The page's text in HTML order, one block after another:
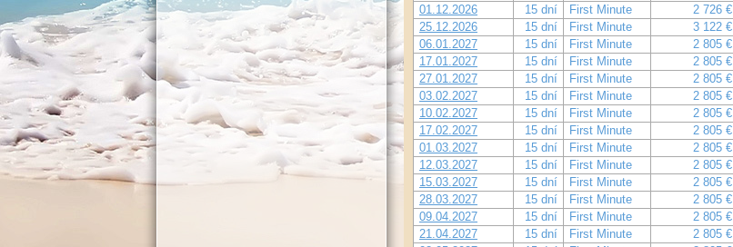
01.12.2026
15 dní First Minute 2 726 €
25.12.2026
15 dní First Minute 3 122 €
06.01.2027
15 dní First Minute 2 805 €
17.01.2027
15 dní First Minute 2 805 €
27.01.2027
15 dní First Minute 2 805 €
03.02.2027
15 dní First Minute 2 805 €
10.02.2027
15 dní First Minute 2 805 €
17.02.2027
15 dní First Minute 2 805 €
01.03.2027
15 dní First Minute 2 805 €
12.03.2027
15 dní First Minute 2 805 €
15.03.2027
15 dní First Minute 2 805 €
28.03.2027
15 dní First Minute 2 805 €
09.04.2027
15 dní First Minute 2 805 €
21.04.2027
15 dní First Minute 2 805 €